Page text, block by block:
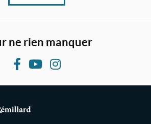
ne rien manquer
F
e
Y
T
I